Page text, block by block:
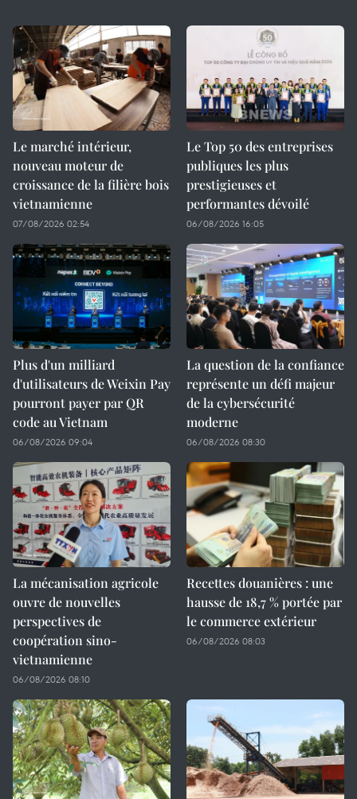
Le marché intérieur,
nouveau moteur de
croissance de la filière bois
vietnamienne
07/08/2026 02:54
Le Top 50 des entreprises
publiques les plus
prestigieuses et
performantes dévoilé
06/08/2026 16:05
Plus d'un milliard
d'utilisateurs de Weixin Pay
pourront payer par QR
code au Vietnam
06/08/2026 09:04
La question de la confiance
représente un défi majeur
de la cybersécurité
moderne
06/08/2026 08:30
La mécanisation agricole
ouvre de nouvelles
perspectives de
coopération sino-
vietnamienne
06/08/2026 08:10
Recettes douanières : une
hausse de 18,7 % portée par
le commerce extérieur
06/08/2026 08:03